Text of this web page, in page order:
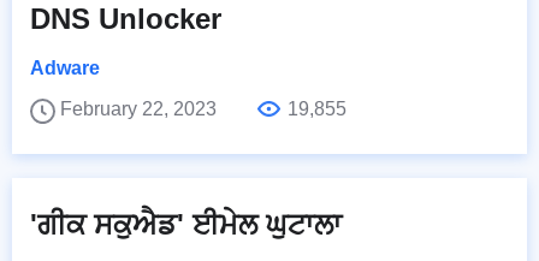
DNS Unlocker
Adware
February 22, 2023
19,855
'ਗੀਕ ਸਕੁਐਡ' ਈਮੇਲ ਘੁਟਾਲਾ